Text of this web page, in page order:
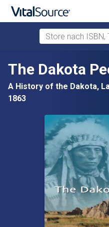
Zum Hauptinhalt springen
Store nach ISBN,
The Dakota
A History of the Dakota,
1863